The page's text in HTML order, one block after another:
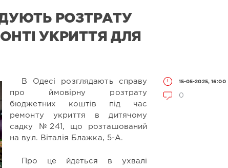
РОЗТРАТУ
УКРИТТЯ ДЛЯ
15-05-2025, 16:00
0
В Одесі розглядають справу
про ймовірну розтрату
бюджетних коштів під час
ремонту укриття в дитячому
садку №241, що розташований
на вул. Віталія Блажка, 5-А.
Про це йдеться в ухвалі